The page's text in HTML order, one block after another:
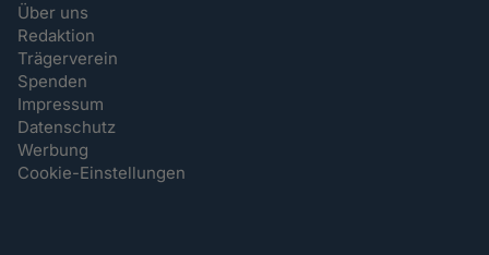
Über uns
Redaktion
Trägerverein
Spenden
Impressum
Datenschutz
Werbung
Cookie-Einstellungen